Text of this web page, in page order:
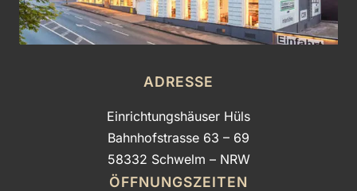
ADRESSE
Einrichtungshäuser Hüls
Bahnhofstrasse 63 – 69
58332 Schwelm – NRW
ÖFFNUNGSZEITEN